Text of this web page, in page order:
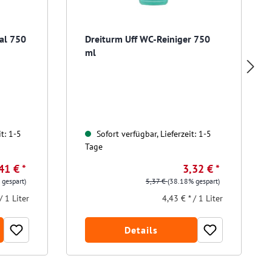
750
1-5
€ *
1 Liter
Dreiturm Uff WC-Reiniger 750
ml
Sofort verfügbar, Lieferzeit: 1-5
Tage
3,32 € *
5,37 €(38.18% gespart)
4,43 € * / 1 Liter
Details